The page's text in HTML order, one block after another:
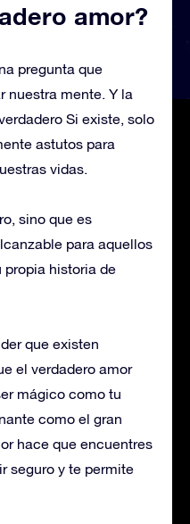
amor?
pregunta que
nuestra mente. Y la
Si existe, solo
astutos para
vidas.
sino que es
para aquellos
propia historia de
que existen
el verdadero amor
mágico como tu
como el gran
hace que encuentres
seguro y te permite